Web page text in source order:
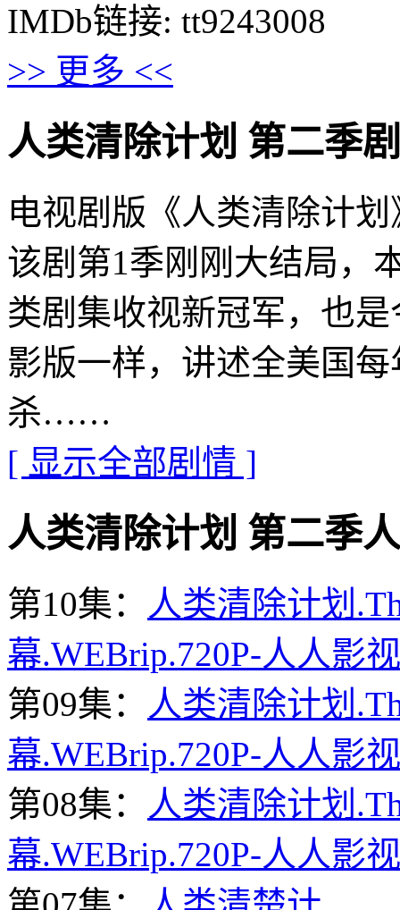
IMDb链接: tt9243008
>> 更多 <<
人类清除计划 第二季剧
电视剧版《人类清除计
该剧第1季刚刚大结局，
类剧集收视新冠军，也
影版一样，讲述全美国
杀……
[ 显示全部剧情 ]
人类清除计划 第二季人
第10集：
人类清除计划
幕.WEBrip.720P-人人影
第09集：
人类清除计划
幕.WEBrip.720P-人人影
第08集：
人类清除计划
幕.WEBrip.720P-人人影